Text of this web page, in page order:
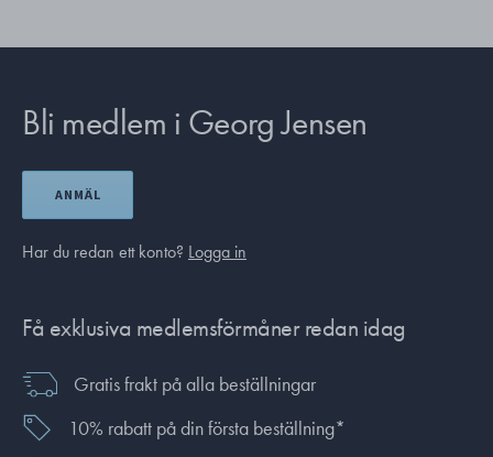
Bli medlem i Georg Jensen
ANMÄL
Har du redan ett konto? Logga in
Få exklusiva medlemsförmåner redan idag
Gratis frakt på alla beställningar
10% rabatt på din första beställning*